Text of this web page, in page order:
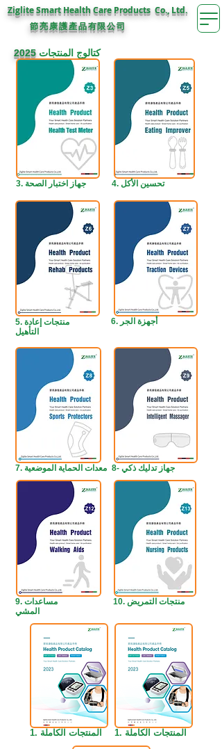
Ziglite Smart Health Care Products Co., Ltd.
節亮康護產品有限公司
كتالوج المنتجات2025
3. جهاز اختبار الصحة 4. تحسين الأكل
5. منتجات إعادة
التأهيل
6. أجهزة الجر
7. معدات الحماية الموضعية 8- جهاز تدليك ذكي
9. مساعدات
المشي
10. منتجات التمريض
1. المنتجات الكاملة 1. المنتجات الكاملة